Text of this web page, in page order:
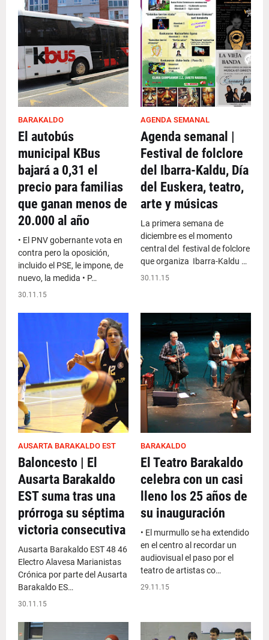
BARAKALDO
El autobús
municipal KBus
bajará a 0,31 el
precio para familias
que ganan menos de
20.000 al año
• El PNV gobernante vota en
contra pero la oposición,
incluido el PSE, le impone, de
nuevo, la medida • P…
30.11.15
AGENDA SEMANAL
Agenda semanal |
Festival de folclore
del Ibarra-Kaldu, Día
del Euskera, teatro,
arte y músicas
La primera semana de
diciembre es el momento
central del festival de folclore
que organiza Ibarra-Kaldu …
30.11.15
AUSARTA BARAKALDO EST
Baloncesto | El
Ausarta Barakaldo
EST suma tras una
prórroga su séptima
victoria consecutiva
Ausarta Barakaldo EST 48 46
Electro Alavesa Marianistas
Crónica por parte del Ausarta
Barakaldo ES…
30.11.15
BARAKALDO
El Teatro Barakaldo
celebra con un casi
lleno los 25 años de
su inauguración
• El murmullo se ha extendido
en el centro al recordar un
audiovisual el paso por el
teatro de artistas co…
29.11.15